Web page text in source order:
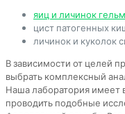
яиц и личинок
цист патогенных
личинок и куколок
В зависимости от целей
выбрать комплексный
Наша лаборатория
проводить подобные